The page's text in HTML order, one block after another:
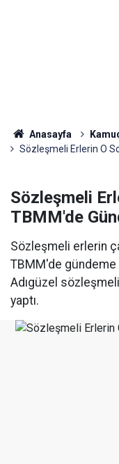
Anasayfa
Sözleşmeli Erlerin O
Sözleşmeli
TBMM'de
Sözleşmeli erlerin
TBMM'de
Adıgüzel
yaptı.